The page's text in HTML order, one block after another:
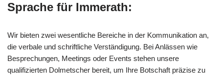
Sprache für Immerath:
Wir bieten zwei wesentliche Bereiche in der Kommunikation an,
die verbale und schriftliche Verständigung. Bei Anlässen wie
Besprechungen, Meetings oder Events stehen unsere
qualifizierten Dolmetscher bereit, um Ihre Botschaft präzise zu